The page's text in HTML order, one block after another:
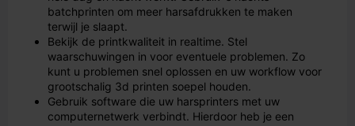
batchprinten om meer harsafdrukken te maken
terwijl je slaapt.
Bekijk de printkwaliteit in realtime. Stel
waarschuwingen in voor eventuele problemen. Zo
kunt u problemen snel oplossen en uw workflow voor
grootschalig 3d printen soepel houden.
Gebruik software die uw harsprinters met uw
computernetwerk verbindt. Hierdoor heb je een